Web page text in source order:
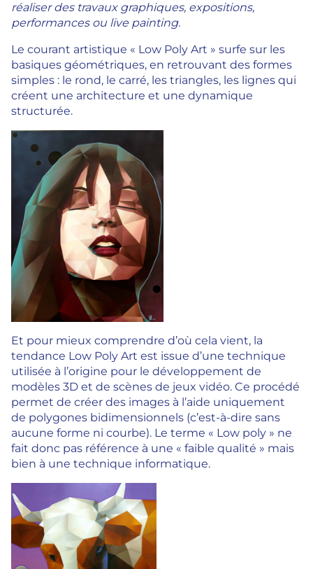
réaliser des travaux graphiques, expositions,
performances ou live painting.
Le courant artistique « Low Poly Art » surfe sur les
basiques géométriques, en retrouvant des formes
simples : le rond, le carré, les triangles, les lignes qui
créent une architecture et une dynamique
structurée.
Et pour mieux comprendre d’où cela vient, la
tendance Low Poly Art est issue d’une technique
utilisée à l’origine pour le développement de
modèles 3D et de scènes de jeux vidéo. Ce procédé
permet de créer des images à l’aide uniquement
de polygones bidimensionnels (c’est-à-dire sans
aucune forme ni courbe). Le terme « Low poly » ne
fait donc pas référence à une « faible qualité » mais
bien à une technique informatique.